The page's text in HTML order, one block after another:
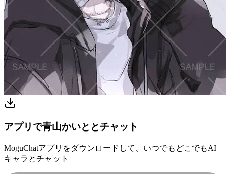
アプリで青山かいととチャット
MoguChatアプリをダウンロードして、いつでもどこでもAI
キャラとチャット